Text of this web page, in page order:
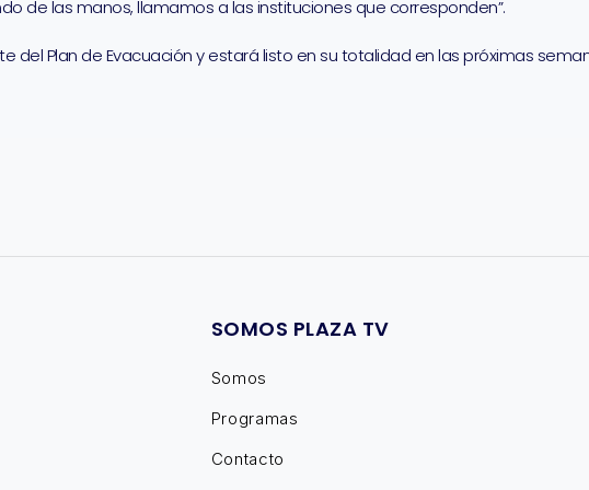
de las manos, llamamos a las instituciones que corresponden”.
del Plan de Evacuación y estará listo en su totalidad en las próximas
SOMOS PLAZA TV
Somos
Programas
Contacto